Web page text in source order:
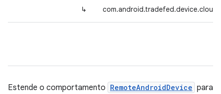
↳
Estende o comportamento RemoteAndroidDevice para